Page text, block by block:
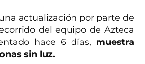
actualización por parte de
del equipo de Azteca
hace 6 días, muestra
sin luz.